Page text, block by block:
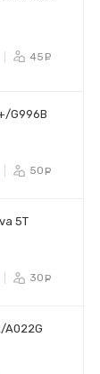
45
G996B
50
5T
30
A022G